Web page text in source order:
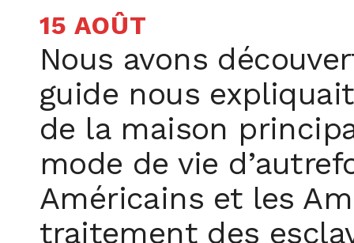
15 AOÛT
Nous avons
guide nous
de la maison
mode de vie
Américains et les
traitement des